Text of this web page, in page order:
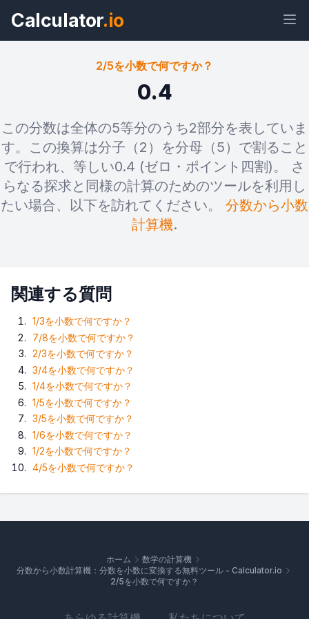
Calculator.io
ット
ク
ト
プレビュー 2/5を小数で何ですか？ ウ
ィジェット
2/5を小数で何ですか？
0.4
この分数は全体の5等分のうち2部分を表していま
す。この換算は分子（2）を分母（5）で割ること
で行われ、等しい0.4 (ゼロ・ポイント四割)。 さ
らなる探求と同様の計算のためのツールを利用し
たい場合、以下を訪れてください。 分数から小数
計算機.
関連する質問
1/3を小数で何ですか？
7/8を小数で何ですか？
2/3を小数で何ですか？
3/4を小数で何ですか？
1/4を小数で何ですか？
1/5を小数で何ですか？
3/5を小数で何ですか？
1/6を小数で何ですか？
1/2を小数で何ですか？
4/5を小数で何ですか？
ホーム
数学の計算機
分数から小数計算機：分数を小数に変換する無料ツール - Calculator.io
2/5を小数で何ですか？